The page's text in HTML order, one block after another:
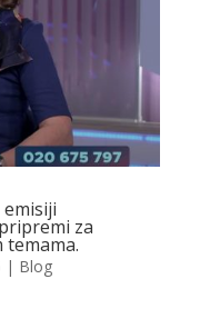
emisiji
za
temama.
| Blog